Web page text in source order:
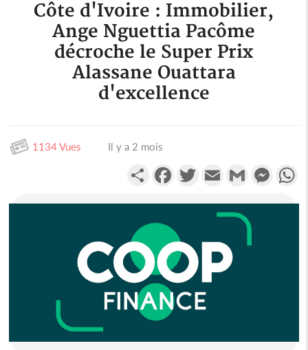
Côte d'Ivoire : Immobilier,
Ange Nguettia Pacôme
décroche le Super Prix
Alassane Ouattara
d'excellence
1134 Vues Il y a 2 mois
PartagerFacebookTwitterEmail Gmail